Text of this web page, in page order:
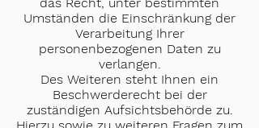
Umständen die Einschränkung der
Verarbeitung Ihrer
personenbezogenen Daten zu
verlangen.
Des Weiteren steht Ihnen ein
Beschwerderecht bei der
zuständigen Aufsichtsbehörde zu.